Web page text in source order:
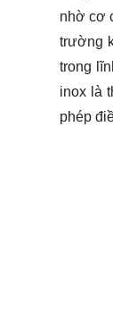
nhờ cơ
trường
trong
inox là
phép